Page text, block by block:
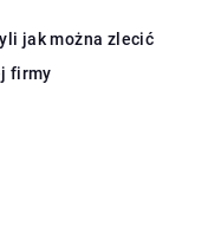
jak można zlecić
firmy